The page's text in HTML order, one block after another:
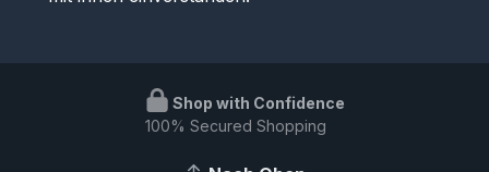
Shop with Confidence
100% Secured Shopping